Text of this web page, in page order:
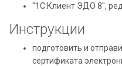
"1С:Клиент ЭДО 8",
Инструкции
подготовить и
сертификата